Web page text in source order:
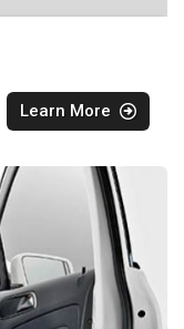
Learn More